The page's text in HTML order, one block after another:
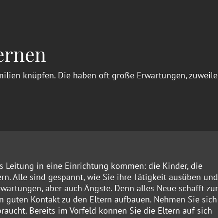
knüpfen. Die haben oft große Erwartungen,
Leitung in eine Einrichtung kommen: die Kinder, die
Alle sind gespannt, wie Sie ihre Tätigkeit ausüben
aber auch Ängste. Denn alles Neue schafft
Kontakt zu den Eltern aufbauen. Nehmen Sie
Bereits im Vorfeld können Sie die Eltern auf sich